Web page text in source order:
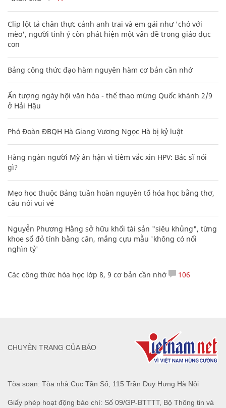
Clip lột tả chân thực cảnh anh trai và em gái như 'chó với
mèo', người tinh ý còn phát hiện một vấn đề trong giáo dục
con
Bảng công thức đạo hàm nguyên hàm cơ bản cần nhớ
Ấn tượng ngày hội văn hóa - thể thao mừng Quốc khánh 2/9
ở Hải Hậu
Phó Đoàn ĐBQH Hà Giang Vương Ngọc Hà bị kỷ luật
Hàng ngàn người Mỹ ân hận vì tiêm vắc xin HPV: Bác sĩ nói
gì?
Mẹo học thuộc Bảng tuần hoàn nguyên tố hóa học bằng thơ,
câu nói vui vẻ
Nguyễn Phương Hằng sở hữu khối tài sản "siêu khủng", từng
khoe sổ đỏ tính bằng cân, mắng cựu mẫu 'không có nổi
nghìn tỷ'
Các công thức hóa học lớp 8, 9 cơ bản cần nhớ 106
Tòa soạn: Tòa nhà Cục Tần Số, 115 Trần Duy Hưng Hà Nội
Giấy phép hoạt động báo chí: Số 09/GP-BTTTT, Bộ Thông tin và
CHUYÊN TRANG CỦA BÁO